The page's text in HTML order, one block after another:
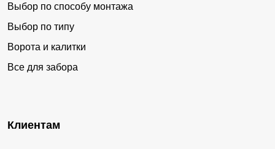
Выбор по способу монтажа
Выбор по типу
Ворота и калитки
Все для забора
Клиентам